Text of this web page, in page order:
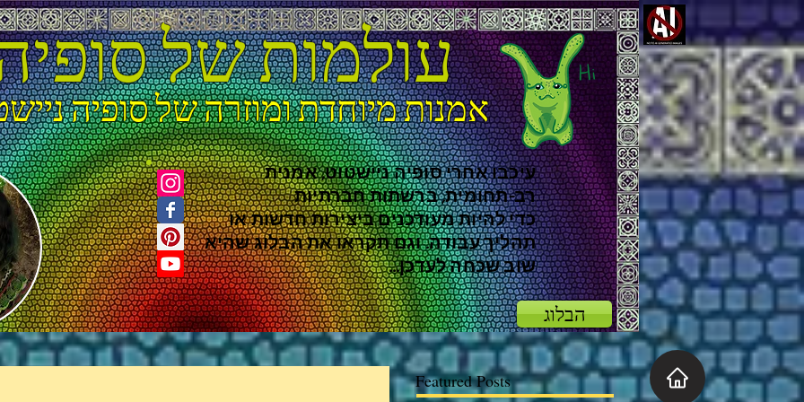
עיכבו אחרי סופיה ניישטוט, אמנית
רב-תחומית, ברשתות חברתיות
כדי להיות מעודכנים ביצירות חדשות או
תהליך עבודה. וגם תקראו את הבלוג שהיא
שוב שכחה לעדכן...
עולמות של
אמנות מיוחדת ומוזרה של סופיה
הבלוג
Featured Posts